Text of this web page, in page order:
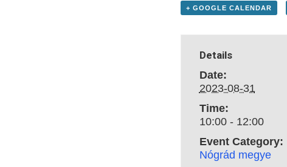
+ GOOGLE CALENDAR
Details
Date:
2023-08-31
Time:
10:00 - 12:00
Event Category:
Nógrád megye